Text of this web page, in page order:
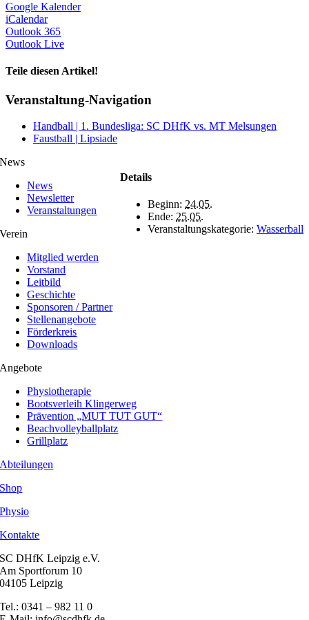
Google Kalender
iCalendar
Outlook 365
Outlook Live
Teile diesen Artikel!
Facebook
X
WhatsApp
Telegram
Veranstaltung-Navigation
Handball | 1. Bundesliga: SC DHfK vs. MT Melsungen
Faustball | Lipsiade
Details
Beginn: 24.05.
Ende: 25.05.
Veranstaltungskategorie: Wasserball
News
News
Newsletter
Veranstaltungen
Verein
Mitglied werden
Vorstand
Leitbild
Geschichte
Sponsoren / Partner
Stellenangebote
Förderkreis
Downloads
Angebote
Physiotherapie
Bootsverleih Klingerweg
Prävention „MUT TUT GUT“
Beachvolleyballplatz
Grillplatz
Abteilungen
Shop
Physio
Kontakte
SC DHfK Leipzig e.V.
Am Sportforum 10
04105 Leipzig
Tel.: 0341 – 982 11 0